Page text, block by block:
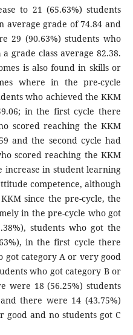
to 21 (65.63%) students
average grade of 74.84 and
29 (90.63%) students who
grade class average 82.38.
is also found in skills or
where in the pre-cycle
who achieved the KKM
in the first cycle there
scored reaching the KKM
and the second cycle had
scored reaching the KKM
increase in student learning
competence, although
since the pre-cycle, the
in the pre-cycle who got
students who got the
in the first cycle there
got category A or very good
who got category B or
were 18 (56.25%) students
there were 14 (43.75%)
good and no students got C